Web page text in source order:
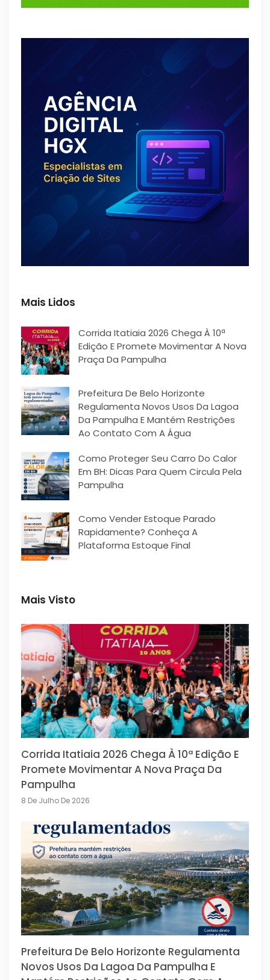
Mais Lidos
Corrida Itatiaia 2026 Chega À 10ª
Edição E Promete Movimentar A Nova
Praça Da Pampulha
Prefeitura De Belo Horizonte
Regulamenta Novos Usos Da Lagoa
Da Pampulha E Mantém Restrições
Ao Contato Com A Água
Como Proteger Seu Carro Do Calor
Em BH: Dicas Para Quem Circula Pela
Pampulha
Como Vender Estoque Parado
Rapidamente? Conheça A
Plataforma Estoque Final
Mais Visto
Corrida Itatiaia 2026 Chega À 10ª Edição E
Promete Movimentar A Nova Praça Da
Pampulha
8 De Julho De 2026
Prefeitura De Belo Horizonte Regulamenta
Novos Usos Da Lagoa Da Pampulha E